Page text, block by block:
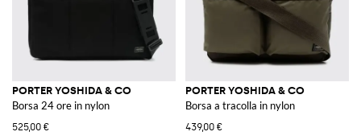
PORTER YOSHIDA & CO
Borsa 24 ore in nylon
525,00 €
PORTER YOSHIDA & CO
Borsa a tracolla in nylon
439,00 €